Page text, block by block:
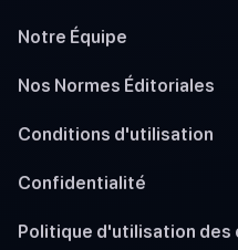
Notre Équipe
Nos Normes Éditoriales
Conditions d'utilisation
Confidentialité
Politique d'utilisation des